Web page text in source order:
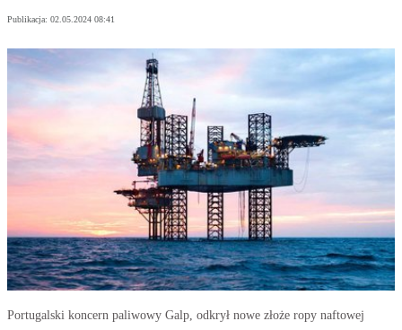
Publikacja: 02.05.2024 08:41
Portugalski koncern paliwowy Galp, odkrył nowe złoże ropy naftowej